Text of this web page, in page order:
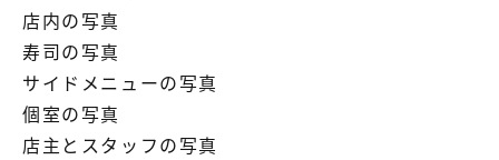
店内の写真
寿司の写真
サイドメニューの写真
個室の写真
店主とスタッフの写真